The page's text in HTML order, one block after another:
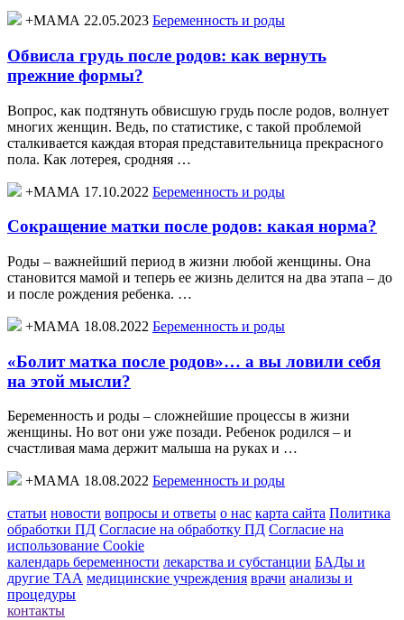
+МАМА 22.05.2023 Беременность и роды
Обвисла грудь после родов: как вернуть
прежние формы?
Вопрос, как подтянуть обвисшую грудь после родов, волнует
многих женщин. Ведь, по статистике, с такой проблемой
сталкивается каждая вторая представительница прекрасного
пола. Как лотерея, сродняя …
+МАМА 17.10.2022 Беременность и роды
Сокращение матки после родов: какая норма?
Роды – важнейший период в жизни любой женщины. Она
становится мамой и теперь ее жизнь делится на два этапа – до
и после рождения ребенка. …
+МАМА 18.08.2022 Беременность и роды
«Болит матка после родов»… а вы ловили себя
на этой мысли?
Беременность и роды – сложнейшие процессы в жизни
женщины. Но вот они уже позади. Ребенок родился – и
счастливая мама держит малыша на руках и …
+МАМА 18.08.2022 Беременность и роды
статьи новости вопросы и ответы о нас карта сайта Политика
обработки ПД Согласие на обработку ПД Согласие на
использование Cookie
календарь беременности лекарства и субстанции БАДы и
другие ТАА медицинские учреждения врачи анализы и
процедуры
контакты